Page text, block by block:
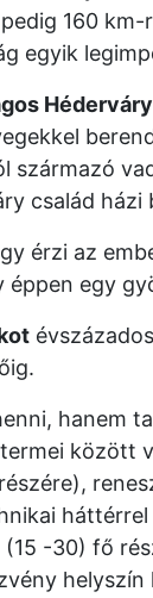
160
egyik
származó
család
érzi az
éppen egy
hanem
között
(15 -30) fő